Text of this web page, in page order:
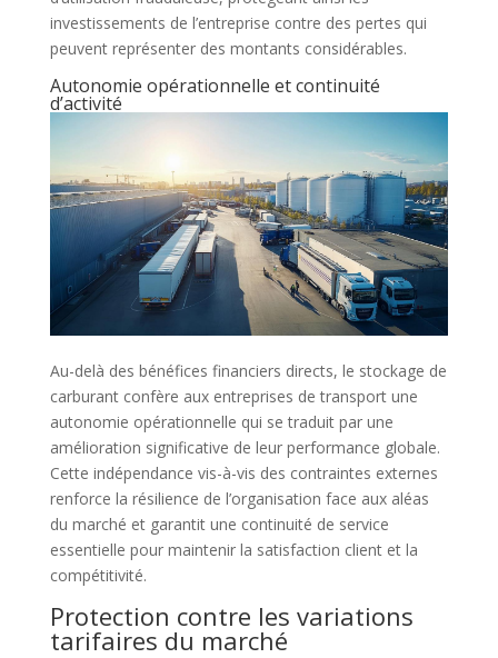
investissements de l’entreprise contre des pertes qui
peuvent représenter des montants considérables.
Autonomie opérationnelle et continuité
d’activité
Au-delà des bénéfices financiers directs, le stockage de
carburant confère aux entreprises de transport une
autonomie opérationnelle qui se traduit par une
amélioration significative de leur performance globale.
Cette indépendance vis-à-vis des contraintes externes
renforce la résilience de l’organisation face aux aléas
du marché et garantit une continuité de service
essentielle pour maintenir la satisfaction client et la
compétitivité.
Protection contre les variations
tarifaires du marché